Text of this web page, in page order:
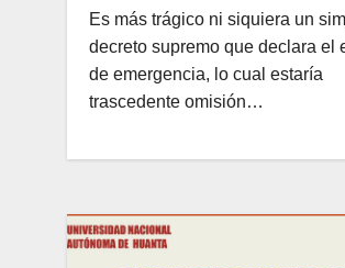
Es más trágico ni siquiera un
decreto supremo que declara el
de emergencia, lo cual estaría
trascedente omisión…